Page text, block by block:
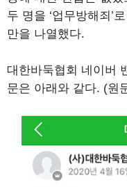
두 명을 ‘업무방해죄’
만을 나열했다.
대한바둑협회 네이버
문은 아래와 같다. (원